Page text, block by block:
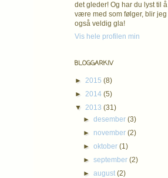
det gleder! Og har du lyst til å
være med som følger, blir jeg
også veldig gla!
Vis hele profilen min
BLOGGARKIV
► 2015 (8)
► 2014 (5)
▼ 2013 (31)
►desember(3)
► november(2)
►oktober(1)
►september(2)
►august(2)